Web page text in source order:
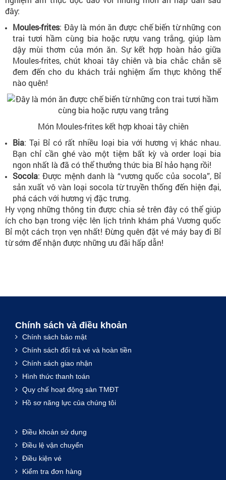
đây:
Moules-frites: Đây là món ăn được chế biến từ những con
trai tươi hầm cùng bia hoặc rượu vang trắng, giúp làm
dậy mùi thơm của món ăn. Sự kết hợp hoàn hảo giữa
Moules-frites, chút khoai tây chiên và bia chắc chắn sẽ
đem đến cho du khách trải nghiệm ẩm thực không thể
nào quên!
Món Moules-frites kết hợp khoai tây chiên
Bia: Tại Bỉ có rất nhiều loại bia với hương vị khác nhau.
Bạn chỉ cần ghé vào một tiệm bất kỳ và order loại bia
ngon nhất là đã có thể thưởng thức bia Bỉ hảo hạng rồi!
Socola: Được mệnh danh là “vương quốc của socola”, Bỉ
sản xuất vô vàn loại socola từ truyền thống đến hiện đại,
phá cách với hương vị đặc trưng.
Hy vọng những thông tin được chia sẻ trên đây có thể giúp
ích cho bạn trong việc lên lịch trình khám phá Vương quốc
Bỉ một cách trọn vẹn nhất! Đừng quên đặt vé máy bay đi Bỉ
từ sớm để nhận được những ưu đãi hấp dẫn!
Chính sách và điều khoản
Chính sách bảo mật
Chính sách đổi trả vé và hoàn tiền
Chính sách giao nhận
Hình thức thanh toán
Quy chế hoạt động sàn TMĐT
Hồ sơ năng lực của chúng tôi
Điều khoản sử dụng
Điều lệ vận chuyển
Điều kiện vé
Kiểm tra đơn hàng